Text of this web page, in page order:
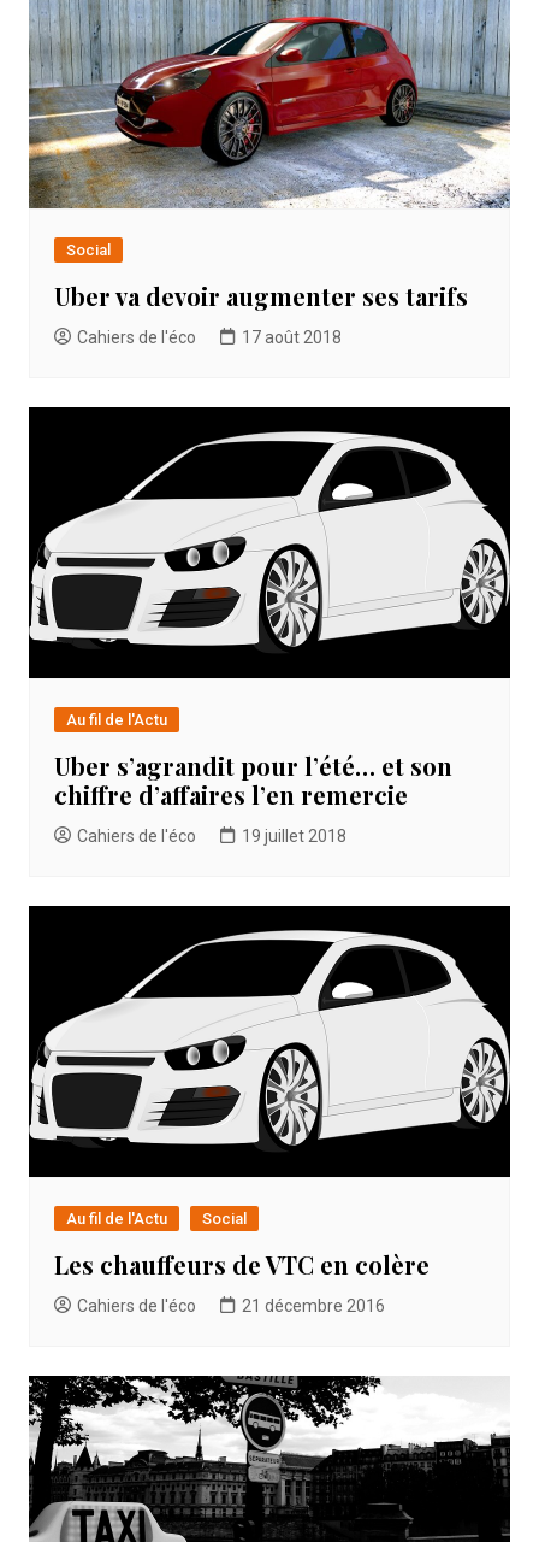
Social
Uber va devoir augmenter ses tarifs
Cahiers de l'éco 17 août 2018
Au fil de l'Actu
Uber s’agrandit pour l’été… et son
chiffre d’affaires l’en remercie
Cahiers de l'éco 19 juillet 2018
Au fil de l'Actu Social
Les chauffeurs de VTC en colère
Cahiers de l'éco 21 décembre 2016